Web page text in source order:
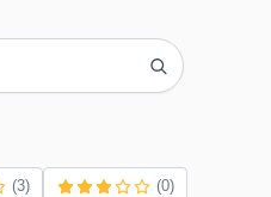
(3) (0)